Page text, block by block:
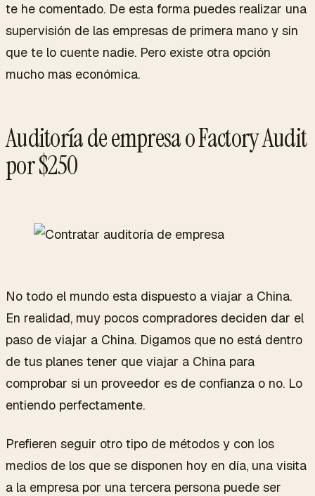
te he comentado. De esta forma puedes realizar una
supervisión de las empresas de primera mano y sin
que te lo cuente nadie. Pero existe otra opción
mucho mas económica.
Auditoría de empresa o Factory Audit
por $250
No todo el mundo esta dispuesto a viajar a China.
En realidad, muy pocos compradores deciden dar el
paso de viajar a China. Digamos que no está dentro
de tus planes tener que viajar a China para
comprobar si un proveedor es de confianza o no. Lo
entiendo perfectamente.
Prefieren seguir otro tipo de métodos y con los
medios de los que se disponen hoy en día, una visita
a la empresa por una tercera persona puede ser